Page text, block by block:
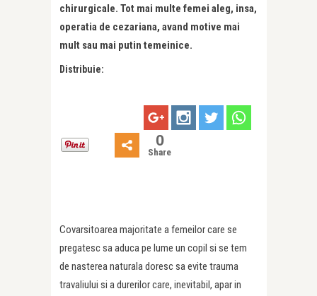
chirurgicale. Tot mai multe femei aleg, insa,
operatia de cezariana, avand motive mai
mult sau mai putin temeinice.
Distribuie:
0
Share
Covarsitoarea majoritate a femeilor care se
pregatesc sa aduca pe lume un copil si se tem
de nasterea naturala doresc sa evite trauma
travaliului si a durerilor care, inevitabil, apar in